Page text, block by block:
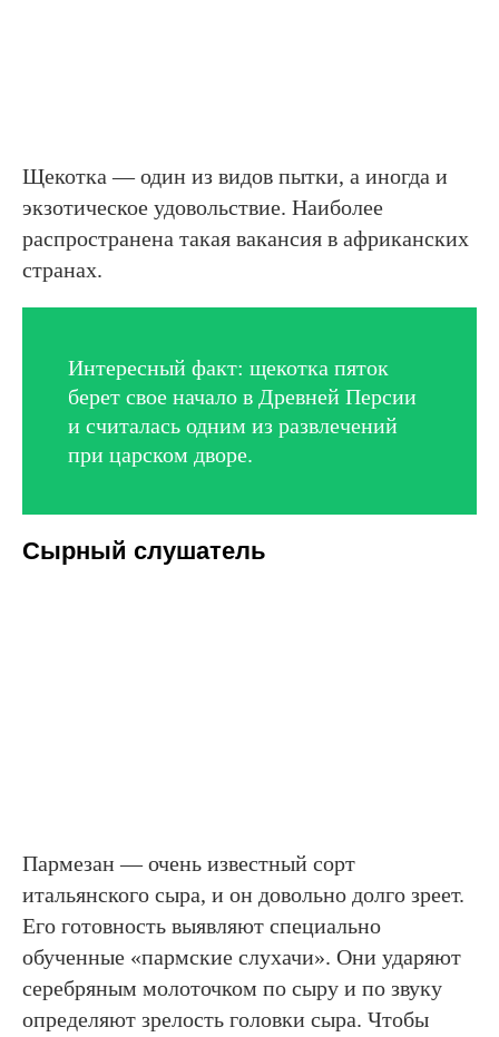
Щекотка — один из видов пытки, а иногда и
экзотическое удовольствие. Наиболее
распространена такая вакансия в африканских
странах.
Интересный факт: щекотка пяток
берет свое начало в Древней Персии
и считалась одним из развлечений
при царском дворе.
Сырный слушатель
Пармезан — очень известный сорт
итальянского сыра, и он довольно долго зреет.
Его готовность выявляют специально
обученные «пармские слухачи». Они ударяют
серебряным молоточком по сыру и по звуку
определяют зрелость головки сыра. Чтобы